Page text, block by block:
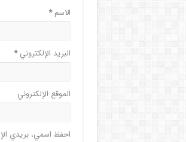
الاسم*
البريد الإلكتروني*
الموقع الإلكتروني
احفظ اسمي، بريدي